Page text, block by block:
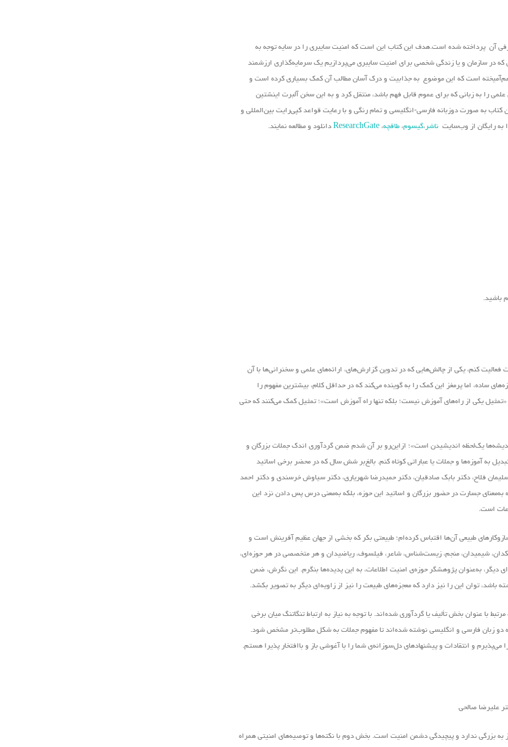
آن پرداخته شده است.هدف این کتاب این است که امنیت سایبری را در سایه توجه به
که در سازمان و یا زندگی شخصی برای امنیت سایبری می‌پردازیم یک سرمایه‌گذاری ارزشمند
است که این موضوع به جذابیت و درک آسان مطالب آن کمک بسیاری کرده است و
را به زبانی که برای عموم قابل فهم باشد، منتقل کرد و به این سخن آلبرت اینشتین
به صورت دوزبانه فارسی-انگلیسی و تمام رنگی و با رعایت قواعد کپی‌رایت بین‌المللی و
به رایگان از وب‌سایت ناشر،گیسوم، طاقچه، ResearchGate دانلود و مطالعه نمایند.
باشید.
کنم، یکی از چالش‌هایی که در تدوین گزارش‌های، ارائه‌های علمی و سخنرانی‌ها با آن
ساده، اما پرمغز این کمک را به گوینده‌ می‌کند که در حداقل کلام، بیشترین مفهوم را
«تمثیل یکی از راه‌های آموزش نیست؛ بلکه تنها راه آموزش است»؛ تمثیل کمک می‌کنند که حتی
یک‌لحظه اندیشیدن است»؛ ازاین‌رو بر آن شدم ضمن گردآوری اندک جملات بزرگان و
به آموزه‌ها و جملات یا عباراتی کوتاه کنم. بالغ‌بر شش سال که در محضر برخی اساتید
فلاح، دکتر بابک صادقیان، دکتر حمیدرضا شهریاری، دکتر سیاوش خرسندی و دکتر احمد
جسارت در حضور بزرگان و اساتید این حوزه، بلکه به‌معنی درس پس دادن نزد این
است.
طبیعی آن‌ها اقتباس کرده‌ام؛ طبیعتی بکر که بخشی از جهان عظیم آفرینش است و
شیمیدان، منجم، زیست‌شناس، شاعر، فیلسوف، ریاضیدان و هر متخصصی در هر حوزه‌ای،
دیگر، به‌عنوان پژوهشگر حوزه‌ی امنیت اطلاعات، به این پدیده‌ها بنگرم. این نگرش، ضمن
باشد، توان این را نیز دارد که معجزه‌های طبیعت را نیز از زاویه‌ای دیگر به تصویر بکشد.
با عنوان بخش تألیف یا گردآوری شده‌اند. با توجه به نیاز به ارتباط تنگاتنگ میان برخی
دو زبان فارسی و انگلیسی نوشته شده‌اند تا مفهوم جملات به شکل مطلوب‌تر مشخص شود.
و انتقادات و پیشنهاد‌های د‌ل‌سوزانه‌ی شما را با آغوشی باز و باافتخار پذیرا هستم.
بزرگی ندارد و پیچیدگی دشمن امنیت است. بخش دوم با نکته‌ها و توصیه‌های امنیتی همراه